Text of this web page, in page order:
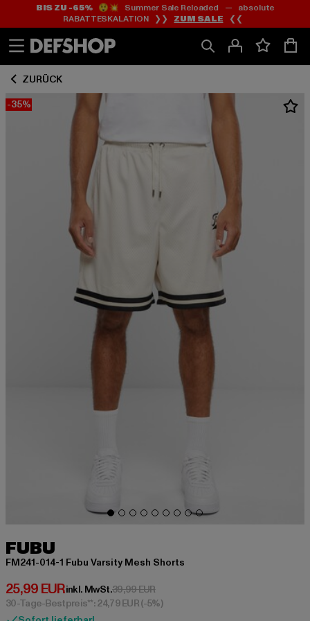
Zum
Inhalt
springen
Zum
Fußzeile
springen
BIS ZU -65%😲💥 Summer Sale Reloaded — absolute
RABATTESKALATION ❯❯ ZUM SALE ❮❮
ZURÜCK
-35%
FUBU
FM241-014-1 Fubu Varsity Mesh Shorts
25,99 EUR
Derzeitiger Preis: 25,99 EUR
inkl. MwSt.39,99 EURAktionspreis: 39,99 EUR
30-Tage-Bestpreis**: 24,79 EUR(-5%)